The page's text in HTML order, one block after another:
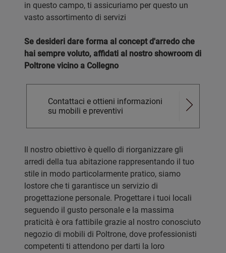
in questo campo, ti assicuriamo per questo un
vasto assortimento di servizi
Se desideri dare forma al concept d'arredo che
hai sempre voluto, affidati al nostro showroom di
Poltrone vicino a Collegno
Contattaci e ottieni informazioni
su mobili e preventivi
Il nostro obiettivo è quello di riorganizzare gli
arredi della tua abitazione rappresentando il tuo
stile in modo particolarmente pratico, siamo
lostore che ti garantisce un servizio di
progettazione personale. Progettare i tuoi locali
seguendo il gusto personale e la massima
praticità è ora fattibile grazie al nostro conosciuto
negozio di mobili di Poltrone, dove professionisti
competenti ti attendono per darti la loro